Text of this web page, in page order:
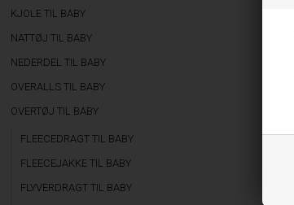
KJOLE TIL BABY
NATTØJ TIL BABY
NEDERDEL TIL BABY
OVERALLS TIL BABY
OVERTØJ TIL BABY
FLEECEDRAGT TIL BABY
FLEECEJAKKE TIL BABY
FLYVERDRAGT TIL BABY